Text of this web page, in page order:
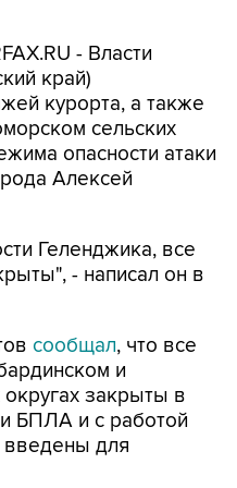
- Власти
край)
курорта, а также
сельских
опасности атаки
Алексей
Геленджика, все
- написал он в
сообщал, что все
и
закрыты в
БПЛА и с работой
для